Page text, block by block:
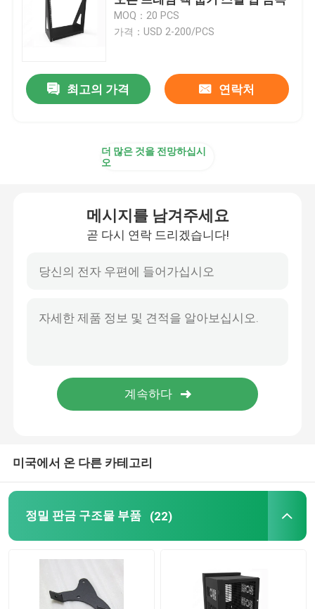
압출 성형 부품
다이 케스팅부
판금 굽힘 부품
금속 레이저 절단날부
맞춘 금속 제조
MOQ：20 PCS
가격：USD 2-200/PCS
최고의 가격 연락처
더 많은 것을 전망하십시
오
메시지를 남겨주세요
곧 다시 연락 드리겠습니다!
미국에서 온 다른 카테고리
정밀 판금 구조물 부품 (22)